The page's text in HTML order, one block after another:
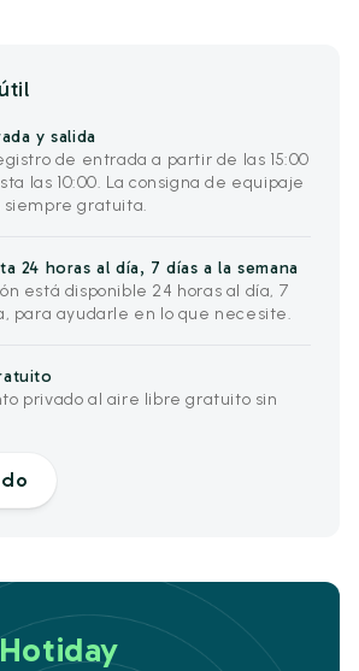
y salida
de entrada a partir de las 15:00
las 10:00. La consigna de equipaje
gratuita.
24 horas al día, 7 días a la semana
está disponible 24 horas al día, 7
para ayudarle en lo que necesite.
privado al aire libre gratuito sin
Hotiday